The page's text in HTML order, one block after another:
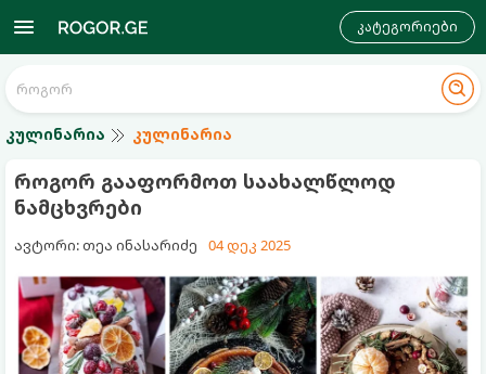
კატეგორიები
კულინარია კულინარია
როგორ გააფორმოთ საახალწლოდ
ნამცხვრები
ავტორი: თეა ინასარიძე 04 დეკ 2025